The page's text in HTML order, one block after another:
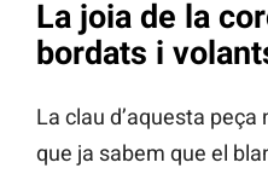
La joia de la
bordats i
La clau d’aquesta peça
que ja sabem que el